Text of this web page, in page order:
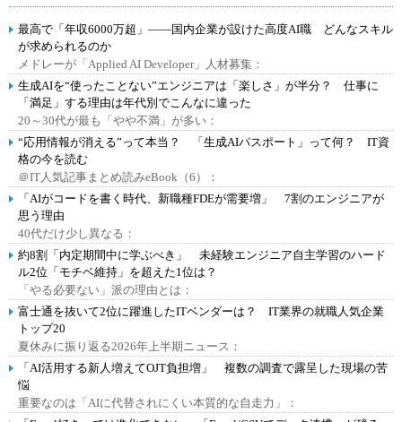
最高で「年収6000万超」――国内企業が設けた高度AI職 どんなスキル
が求められるのか
メドレーが「Applied AI Developer」人材募集：
生成AIを“使ったことない”エンジニアは「楽しさ」が半分？ 仕事に
「満足」する理由は年代別でこんなに違った
20～30代が最も「やや不満」が多い：
“応用情報が消える”って本当？ 「生成AIパスポート」って何？ IT資
格の今を読む
＠IT人気記事まとめ読みeBook（6）：
「AIがコードを書く時代、新職種FDEが需要増」 7割のエンジニアが
思う理由
40代だけ少し異なる：
約8割「内定期間中に学ぶべき」 未経験エンジニア自主学習のハード
ル2位「モチベ維持」を超えた1位は？
「やる必要ない」派の理由とは：
富士通を抜いて2位に躍進したITベンダーは？ IT業界の就職人気企業
トップ20
夏休みに振り返る2026年上半期ニュース：
「AI活用する新人増えてOJT負担増」 複数の調査で露呈した現場の苦
悩
重要なのは「AIに代替されにくい本質的な自走力」：